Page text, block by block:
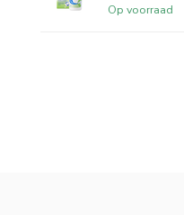
Op voorraad